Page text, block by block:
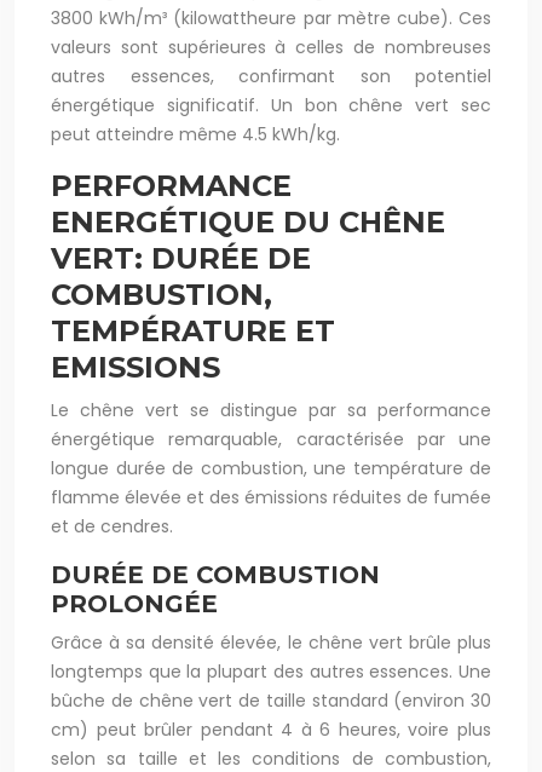
3800 kWh/m³ (kilowattheure par mètre cube). Ces
valeurs sont supérieures à celles de nombreuses
autres essences, confirmant son potentiel
énergétique significatif. Un bon chêne vert sec
peut atteindre même 4.5 kWh/kg.
PERFORMANCE
ENERGÉTIQUE DU CHÊNE
VERT: DURÉE DE
COMBUSTION,
TEMPÉRATURE ET
EMISSIONS
Le chêne vert se distingue par sa performance
énergétique remarquable, caractérisée par une
longue durée de combustion, une température de
flamme élevée et des émissions réduites de fumée
et de cendres.
DURÉE DE COMBUSTION
PROLONGÉE
Grâce à sa densité élevée, le chêne vert brûle plus
longtemps que la plupart des autres essences. Une
bûche de chêne vert de taille standard (environ 30
cm) peut brûler pendant 4 à 6 heures, voire plus
selon sa taille et les conditions de combustion,